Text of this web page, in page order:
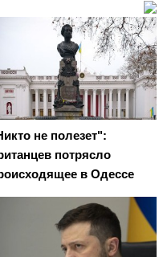
не полезет":
потрясло
в Одессе